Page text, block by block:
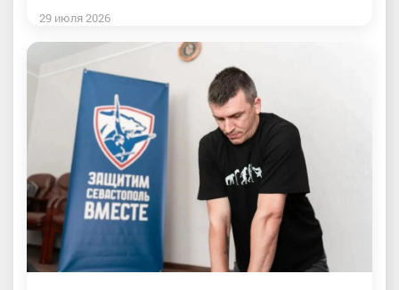
29 июля 2026